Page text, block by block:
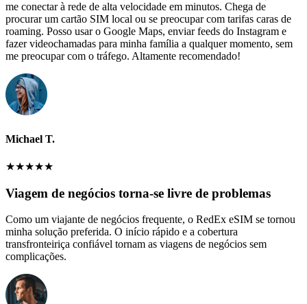
me conectar à rede de alta velocidade em minutos. Chega de
procurar um cartão SIM local ou se preocupar com tarifas caras de
roaming. Posso usar o Google Maps, enviar feeds do Instagram e
fazer videochamadas para minha família a qualquer momento, sem
me preocupar com o tráfego. Altamente recomendado!
Michael T.
★★★★★
Viagem de negócios torna-se livre de problemas
Como um viajante de negócios frequente, o RedEx eSIM se tornou
minha solução preferida. O início rápido e a cobertura
transfronteiriça confiável tornam as viagens de negócios sem
complicações.